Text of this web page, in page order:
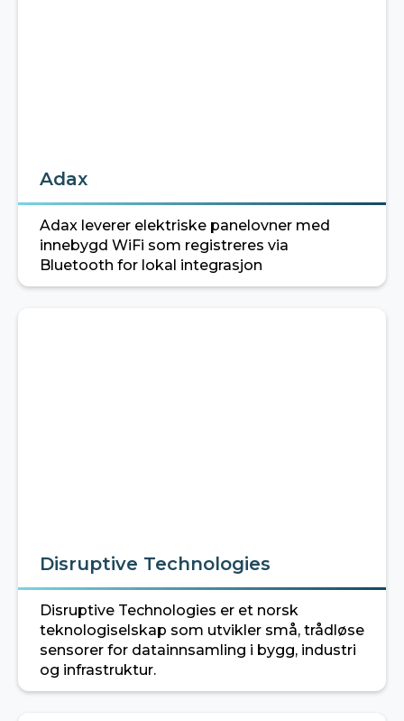
Adax
Adax leverer elektriske panelovner med
innebygd WiFi som registreres via
Bluetooth for lokal integrasjon
Disruptive Technologies
Disruptive Technologies er et norsk
teknologiselskap som utvikler små, trådløse
sensorer for datainnsamling i bygg, industri
og infrastruktur.